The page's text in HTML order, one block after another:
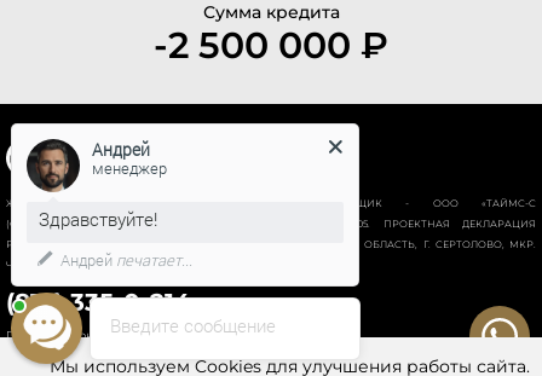
Сумма кредита
-2 500 000 ₽
ЖИЛОЙ КОМПЛЕКС “НОВАЯ ИСТОРИЯ”. ЗАСТРОЙЩИК - ООО «ТАЙМС-С
(СПЕЦИАЛИЗИРОВАННЫЙ ЗАСТРОЙЩИК)», ИНН 78028928605. ПРОЕКТНАЯ ДЕКЛАРАЦИЯ
РАЗМЕЩЕНА НА ПОРТАЛЕ НАШ.ДОМ.РФ. АДРЕС ОБЪЕКТА: ЛЕН. ОБЛАСТЬ, Г. СЕРТОЛОВО, МКР.
ЧЕРНАЯ РЕЧКА, ВОСТОЧНО-ВЫБОРГСКОЕ ШОССЕ, УЧАСТОК № 18
(812) 335-0-214
Политика конфиденциальности
Мы используем Cookies для улучшения работы сайта.
Введите сообщение
Андрей
менеджер
Здравствуйте!
Андрейпечатает...